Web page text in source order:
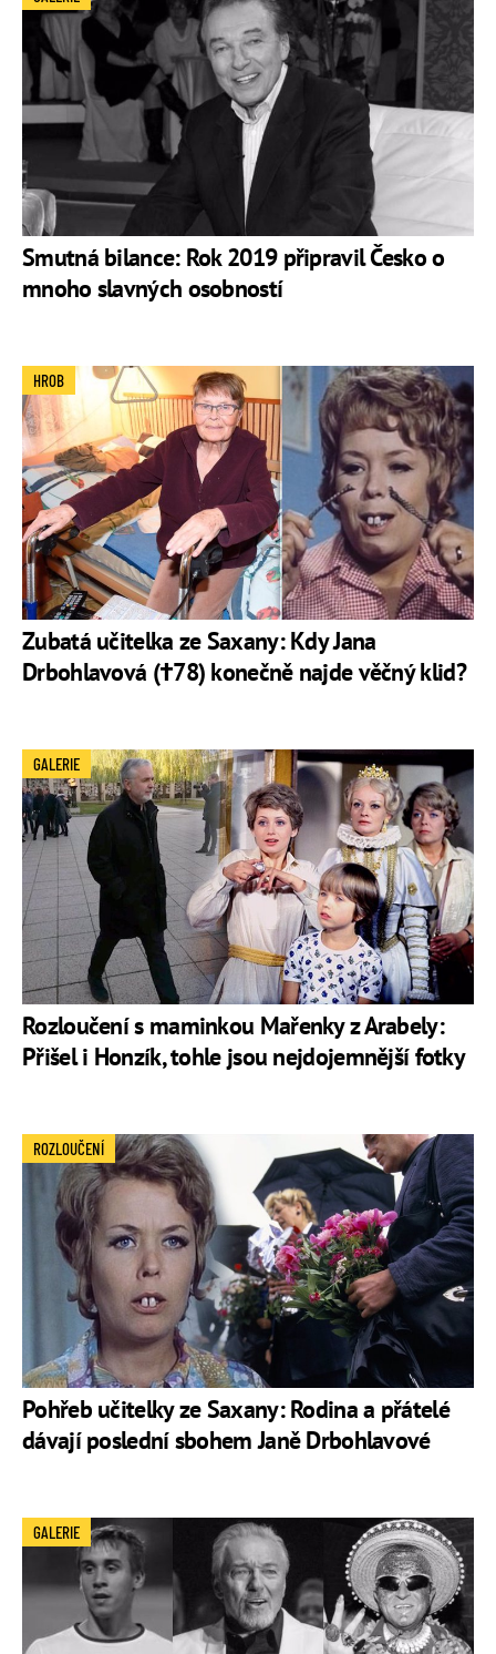
Smutná bilance: Rok 2019 připravil Česko o
mnoho slavných osobností
Zubatá učitelka ze Saxany: Kdy Jana
Drbohlavová (†78) konečně najde věčný klid?
HROB
Rozloučení s maminkou Mařenky z Arabely:
Přišel i Honzík, tohle jsou nejdojemnější fotky
GALERIE
Pohřeb učitelky ze Saxany: Rodina a přátelé
dávají poslední sbohem Janě Drbohlavové
ROZLOUČENÍ
GALERIE